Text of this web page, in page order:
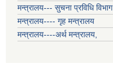
मन्त्रालय--- सुचना प्रविधि विभाग
मन्त्रालय---- गृह मन्त्रालय
मन्त्रालय----अर्थ मन्त्रालय,